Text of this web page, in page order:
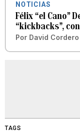
NOTICIAS
Félix “el Cano”
“kickbacks”,
Por David
TAGS